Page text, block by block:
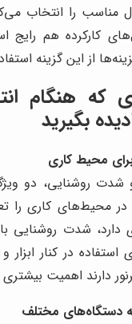
مناسب را انتخاب
کارکرده هم رایج
از این گزینه
که هنگام
بگیرید
محیط کاری
روشنایی، دو
در محیط‌های کاری را
دارد، شدت روشنایی
استفاده در کنار
دارند اهمیت بیشتری
دستگاه‌های مختلف